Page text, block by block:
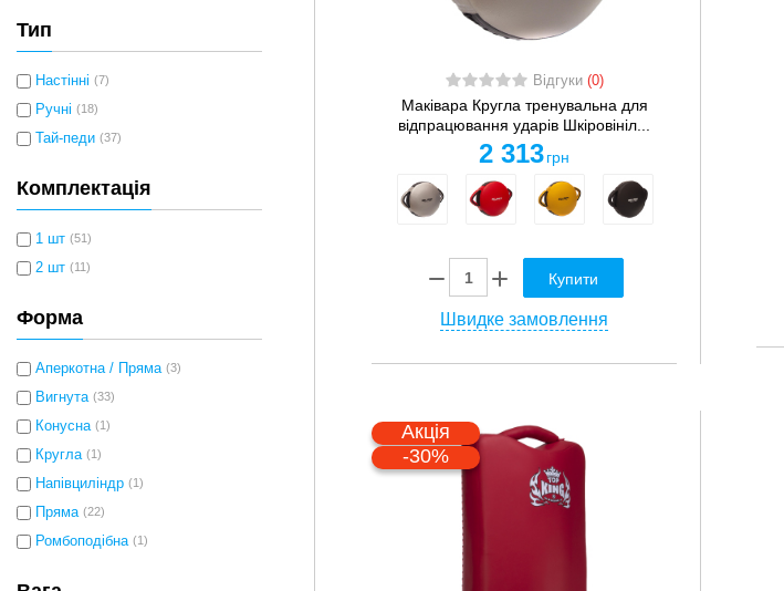
Тип
Настінні (7)
Ручні (18)
Тай-педи (37)
Комплектація
1 шт (51)
2 шт (11)
Форма
Аперкотна / Пряма (3)
Вигнута (33)
Конусна (1)
Кругла (1)
Напівциліндр (1)
Пряма (22)
Ромбоподібна (1)
Відгуки (0)
Маківара Кругла тренувальна для
відпрацювання ударів Шкіровініл...
2 313 грн
Купити
Швидке замовлення
Акція
-30%